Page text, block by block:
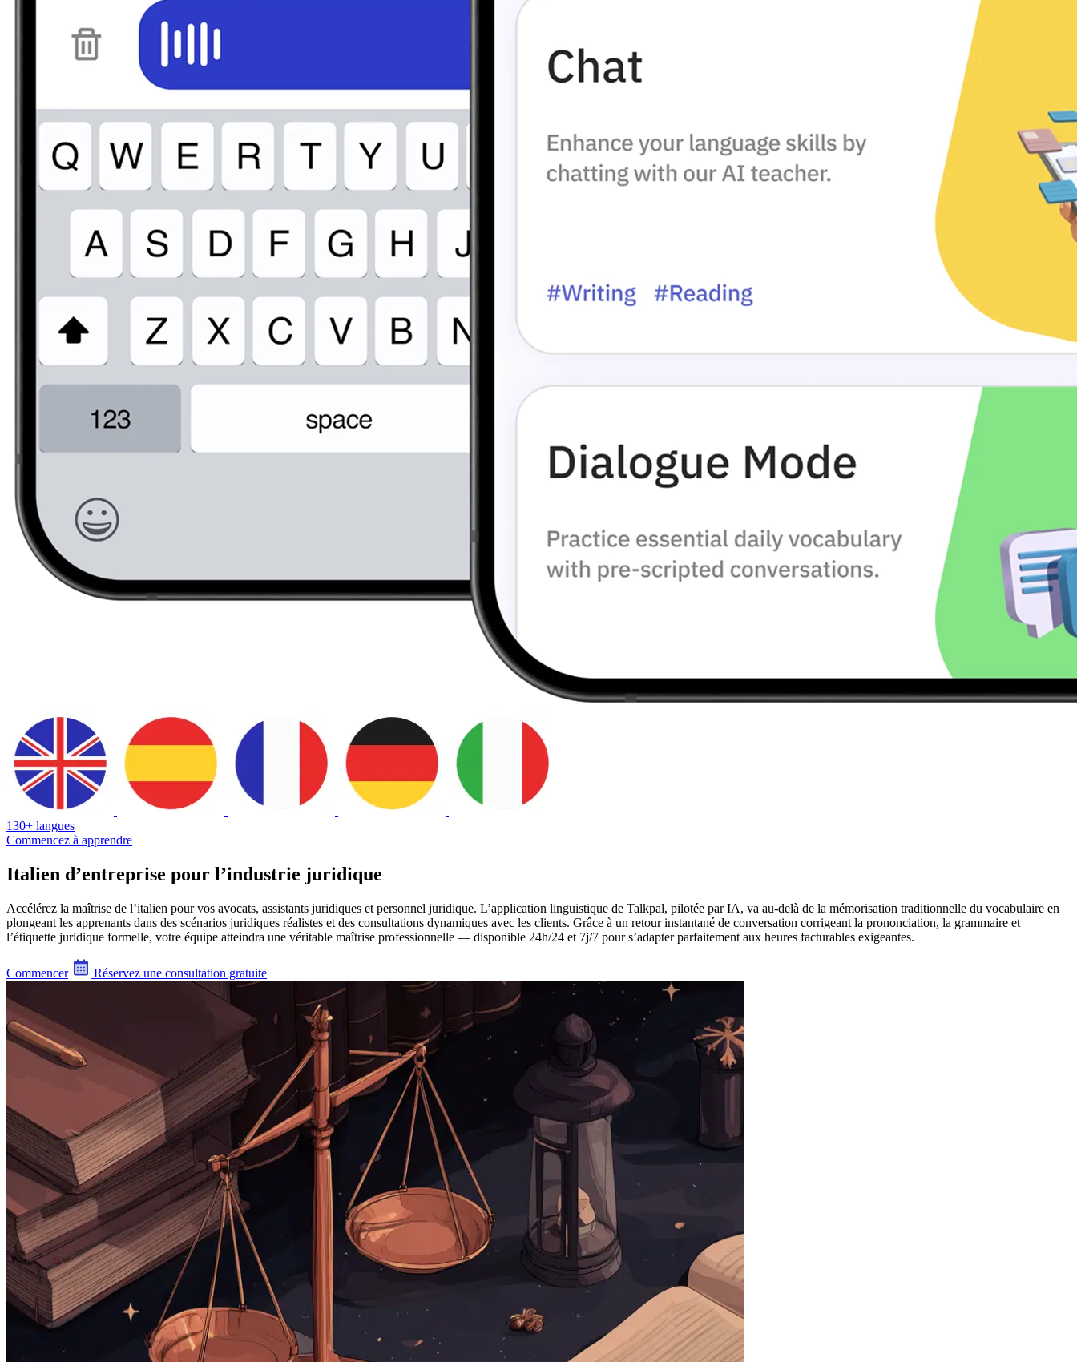
130+ langues
Commencez à apprendre
Italien d’entreprise pour l’industrie juridique
Accélérez la maîtrise de l’italien pour vos avocats, assistants juridiques et personnel juridique. L’application linguistique de Talkpal, pilotée par IA, va au-delà de la mémorisation traditionnelle du vocabulaire en
plongeant les apprenants dans des scénarios juridiques réalistes et des consultations dynamiques avec les clients. Grâce à un retour instantané de conversation corrigeant la prononciation, la grammaire et
l’étiquette juridique formelle, votre équipe atteindra une véritable maîtrise professionnelle — disponible 24h/24 et 7j/7 pour s’adapter parfaitement aux heures facturables exigeantes.
Commencer Réservez une consultation gratuite